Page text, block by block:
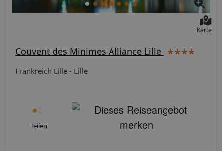
Karte
Couvent des Minimes Alliance Lille
Frankreich Lille - Lille
Teilen